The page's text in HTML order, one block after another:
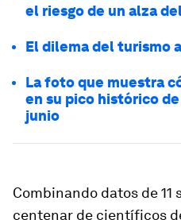
el riesgo de un alza
El dilema del turismo
La foto que muestra
en su pico histórico
junio
Combinando datos de 11
centenar de científicos